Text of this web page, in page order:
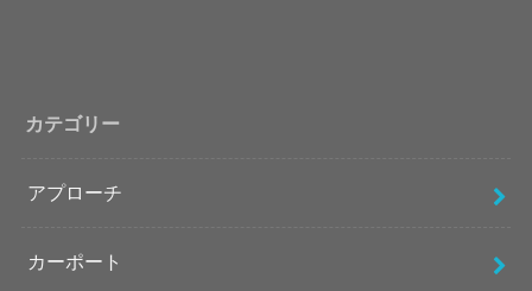
カテゴリー
アプローチ
カーポート